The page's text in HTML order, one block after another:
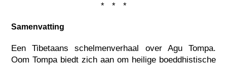
* * *
Samenvatting
Een Tibetaans schelmenverhaal over Agu Tompa.
Oom Tompa biedt zich aan om heilige boeddhistische